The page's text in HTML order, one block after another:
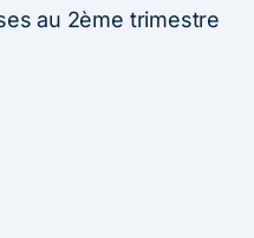
au 2ème trimestre